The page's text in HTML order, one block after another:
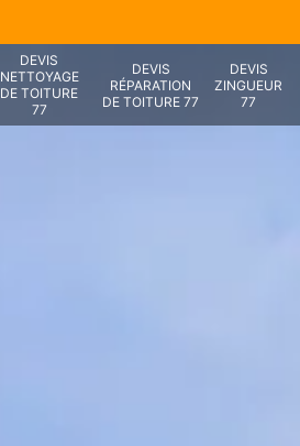
DEVIS
NETTOYAGE
DE TOITURE
77
DEVIS
RÉPARATION
DE TOITURE 77
DEVIS
ZINGUEUR
77